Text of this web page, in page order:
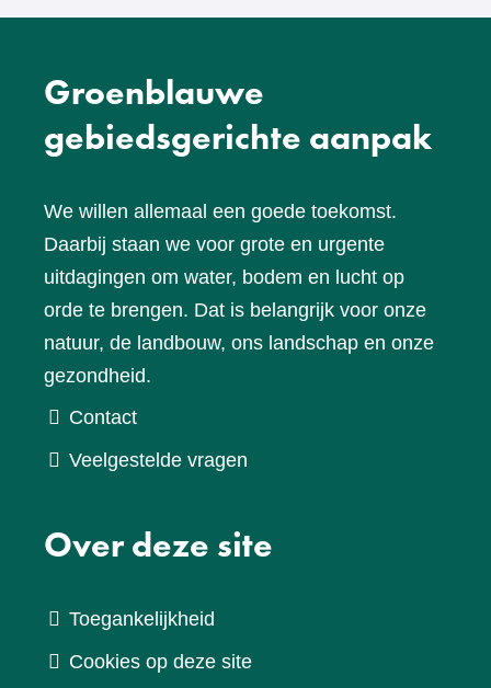
Groenblauwe
gebiedsgerichte aanpak
We willen allemaal een goede toekomst.
Daarbij staan we voor grote en urgente
uitdagingen om water, bodem en lucht op
orde te brengen. Dat is belangrijk voor onze
natuur, de landbouw, ons landschap en onze
gezondheid.
Contact
Veelgestelde vragen
Over deze site
Toegankelijkheid
Cookies op deze site